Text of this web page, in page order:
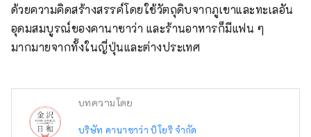
ด้วยความคิดสร้างสรรค์โดยใช้วัตถุดิบจากภูเขาและทะเลอัน
อุดมสมบูรณ์ของคานาซาว่า และร้านอาหารก็มีแฟน ๆ
มากมายจากทั้งในญี่ปุ่นและต่างประเทศ
บทความโดย
บริษัท คานาซาว่า บิโยริ จำกัด